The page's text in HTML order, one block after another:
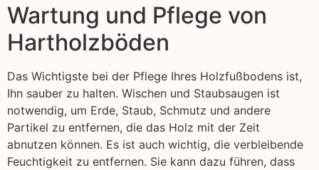
Wartung und Pflege von
Hartholzböden
Das Wichtigste bei der Pflege Ihres Holzfußbodens ist,
Ihn sauber zu halten. Wischen und Staubsaugen ist
notwendig, um Erde, Staub, Schmutz und andere
Partikel zu entfernen, die das Holz mit der Zeit
abnutzen können. Es ist auch wichtig, die verbleibende
Feuchtigkeit zu entfernen. Sie kann dazu führen, dass